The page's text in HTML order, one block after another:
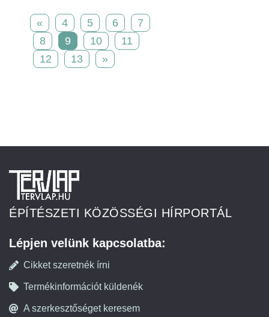
« 4 5 6
7
8
9 10
11
12
13 »
ÉPÍTÉSZETI KÖZÖSSÉGI HÍRPORTÁL
Lépjen velünk kapcsolatba:
Cikket szeretnék írni
Termékinformációt küldenék
A szerkesztőséget keresem